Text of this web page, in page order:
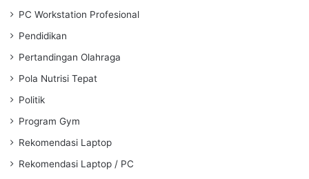
PC Workstation Profesional
Pendidikan
Pertandingan Olahraga
Pola Nutrisi Tepat
Politik
Program Gym
Rekomendasi Laptop
Rekomendasi Laptop / PC